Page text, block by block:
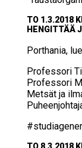
TO 1.3.2018
HEN­GIT­TÄÄ
Port­ha­nia,
Professori
Professori
Metsät ja